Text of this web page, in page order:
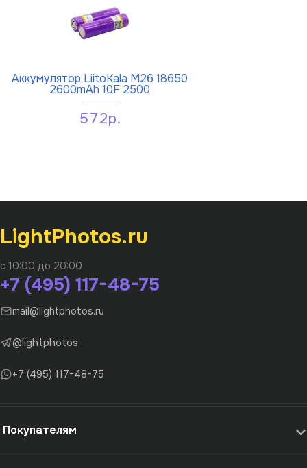
Аккумулятор LiitoKala M26 18650
2600mAh 10F 2500
572р.
LightPhotos.ru
с 10:00 до 20:00
+7 (495) 117-48-75
mail@lightphotos.ru
@lightphotos
+7 (495) 117-48-75
Покупателям